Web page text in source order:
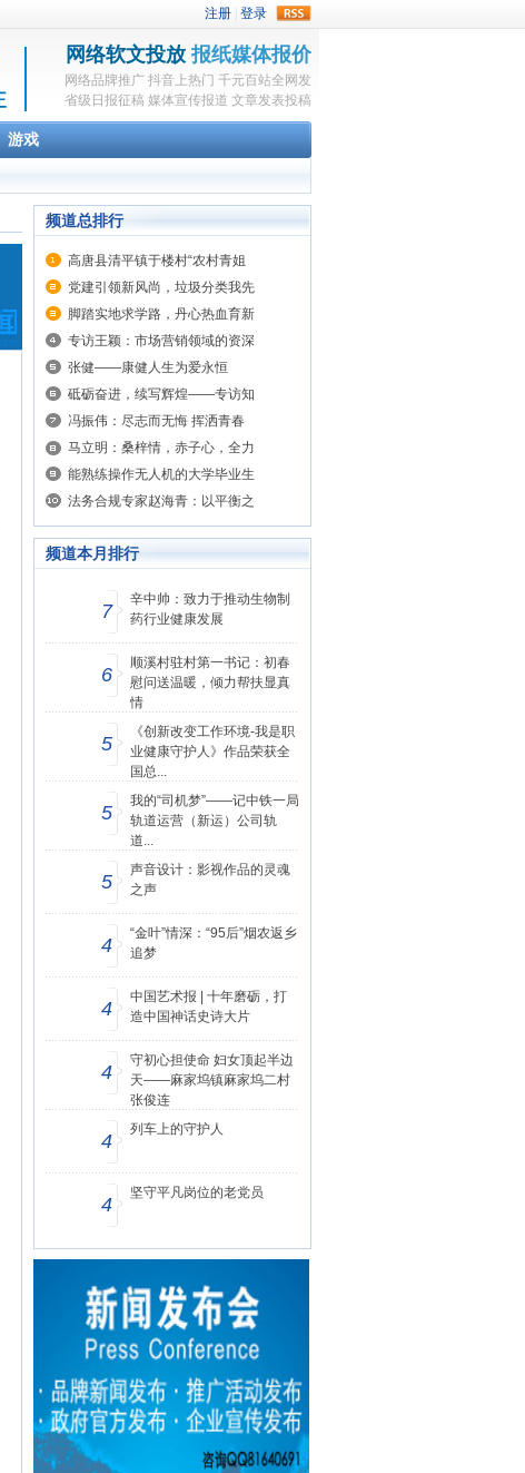
网络软文投放 报纸媒体报价
网络品牌推广 抖音上热门 千元百站全网发
省级日报征稿 媒体宣传报道 文章发表投稿
游戏
频道总排行
高唐县清平镇于楼村“农村青姐
党建引领新风尚，垃圾分类我先
脚踏实地求学路，丹心热血育新
专访王颖：市场营销领域的资深
张健——康健人生为爱永恒
砥砺奋进，续写辉煌——专访知
冯振伟：尽志而无悔 挥洒青春
马立明：桑梓情，赤子心，全力
能熟练操作无人机的大学毕业生
法务合规专家赵海青：以平衡之
频道本月排行
7
辛中帅：致力于推动生物制
药行业健康发展
6
顺溪村驻村第一书记：初春
慰问送温暖，倾力帮扶显真
情
5
《创新改变工作环境-我是职
业健康守护人》作品荣获全
国总...
5
我的“司机梦”——记中铁一局
轨道运营（新运）公司轨
道...
5
声音设计：影视作品的灵魂
之声
4
“金叶”情深：“95后”烟农返乡
追梦
4
中国艺术报 | 十年磨砺，打
造中国神话史诗大片
4
守初心担使命 妇女顶起半边
天——麻家坞镇麻家坞二村
张俊连
4
列车上的守护人
4
坚守平凡岗位的老党员